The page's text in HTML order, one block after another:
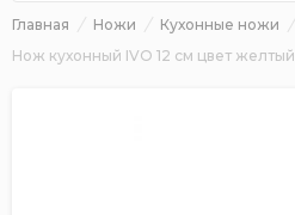
Главная Ножи Кухонные ножи
Нож кухонный IVO 12 см цвет желтый